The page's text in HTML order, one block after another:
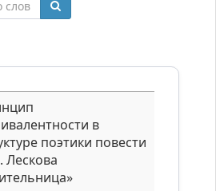
в
поэтики повести
Лескова